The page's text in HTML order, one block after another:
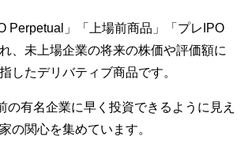
Perpetual」「上場前商品」「プレIPO
、未上場企業の将来の株価や評価額に
したデリバティブ商品です。
の有名企業に早く投資できるように見え
の関心を集めています。